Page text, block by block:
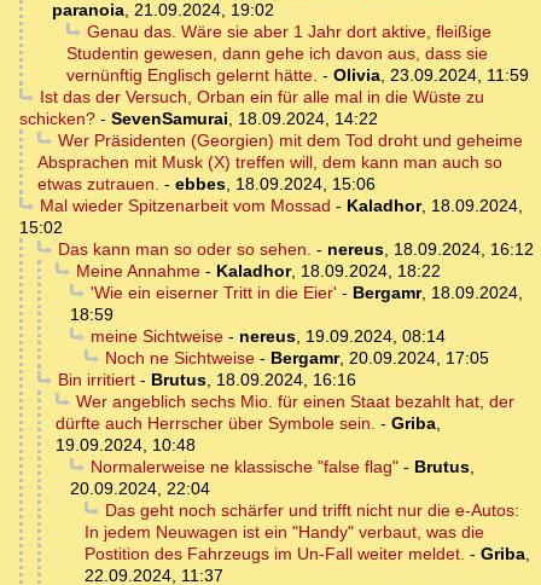
paranoia, 21.09.2024, 19:02
Genau das. Wäre sie aber 1 Jahr dort aktive, fleißige
Studentin gewesen, dann gehe ich davon aus, dass sie
vernünftig Englisch gelernt hätte. - Olivia, 23.09.2024, 11:59
Ist das der Versuch, Orban ein für alle mal in die Wüste zu
schicken? - SevenSamurai, 18.09.2024, 14:22
Wer Präsidenten (Georgien) mit dem Tod droht und geheime
Absprachen mit Musk (X) treffen will, dem kann man auch so
etwas zutrauen. - ebbes, 18.09.2024, 15:06
Mal wieder Spitzenarbeit vom Mossad - Kaladhor, 18.09.2024,
15:02
Das kann man so oder so sehen. - nereus, 18.09.2024, 16:12
Meine Annahme- Kaladhor, 18.09.2024, 18:22
'Wie ein eiserner Tritt in die Eier' - Bergamr, 18.09.2024,
18:59
meine Sichtweise- nereus, 19.09.2024, 08:14
Noch ne Sichtweise- Bergamr, 20.09.2024, 17:05
Bin irritiert- Brutus, 18.09.2024, 16:16
Wer angeblich sechs Mio. für einen Staat bezahlt hat, der
dürfte auch Herrscher über Symbole sein. - Griba,
19.09.2024, 10:48
Normalerweise ne klassische "false flag"- Brutus,
20.09.2024, 22:04
Das geht noch schärfer und trifft nicht nur die e-Autos:
In jedem Neuwagen ist ein "Handy" verbaut, was die
Postition des Fahrzeugs im Un-Fall weiter meldet. - Griba,
22.09.2024, 11:37